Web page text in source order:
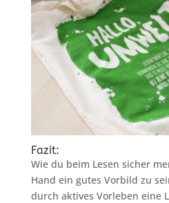
Fazit:
Wie du beim Lesen sicher
Hand ein gutes Vorbild zu
durch aktives Vorleben eine